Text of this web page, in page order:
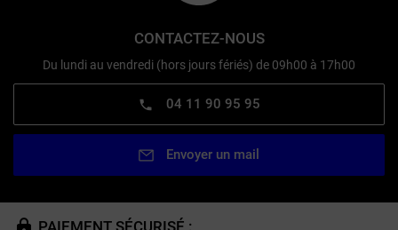
CONTACTEZ-NOUS
Du lundi au vendredi (hors jours fériés) de 09h00 à 17h00
04 11 90 95 95
Envoyer un mail